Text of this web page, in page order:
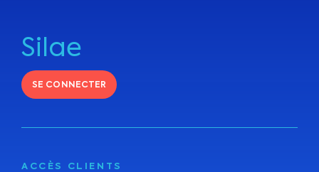
Silae
SE CONNECTER
ACCÈS CLIENTS